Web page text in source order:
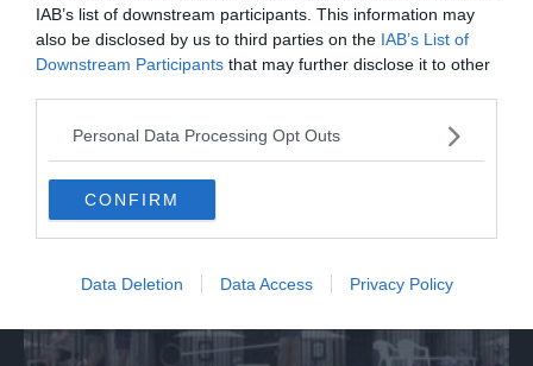
IAB’s list of downstream participants. This information may
also be disclosed by us to third parties on the IAB’s List of
Downstream Participants that may further disclose it to other
Personal Data Processing Opt Outs
CONFIRM
Data Deletion Data Access Privacy Policy
MONDO
Il presidente di Taiwan ispeziona le
esercitazioni della Marina